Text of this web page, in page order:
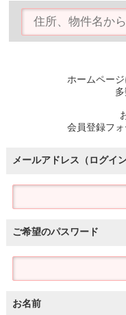
ホームペー
会員登録フォ
メールアドレス（ログイン
ご希望のパスワード
お名前